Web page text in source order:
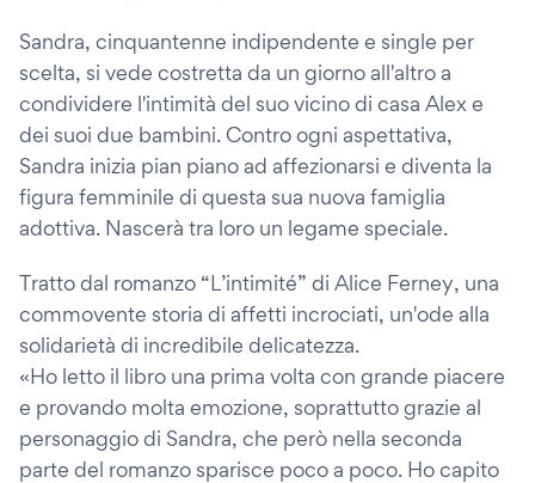
Sandra, cinquantenne indipendente e single per
scelta, si vede costretta da un giorno all'altro a
condividere l'intimità del suo vicino di casa Alex e
dei suoi due bambini. Contro ogni aspettativa,
Sandra inizia pian piano ad affezionarsi e diventa la
figura femminile di questa sua nuova famiglia
adottiva. Nascerà tra loro un legame speciale.
Tratto dal romanzo “L’intimité” di Alice Ferney, una
commovente storia di affetti incrociati, un'ode alla
solidarietà di incredibile delicatezza.
«Ho letto il libro una prima volta con grande piacere
e provando molta emozione, soprattutto grazie al
personaggio di Sandra, che però nella seconda
parte del romanzo sparisce poco a poco. Ho capito